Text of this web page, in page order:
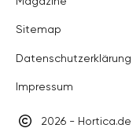
Sitemap
Datenschutzerklärung
Impressum
2026 - Hortica.de